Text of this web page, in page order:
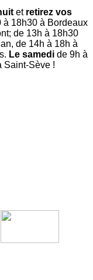
et retirez vos
à 18h30 à Bordeaux
de 13h à 18h30
de 14h à 18h à
Le samedi de 9h à
Saint-Sève !